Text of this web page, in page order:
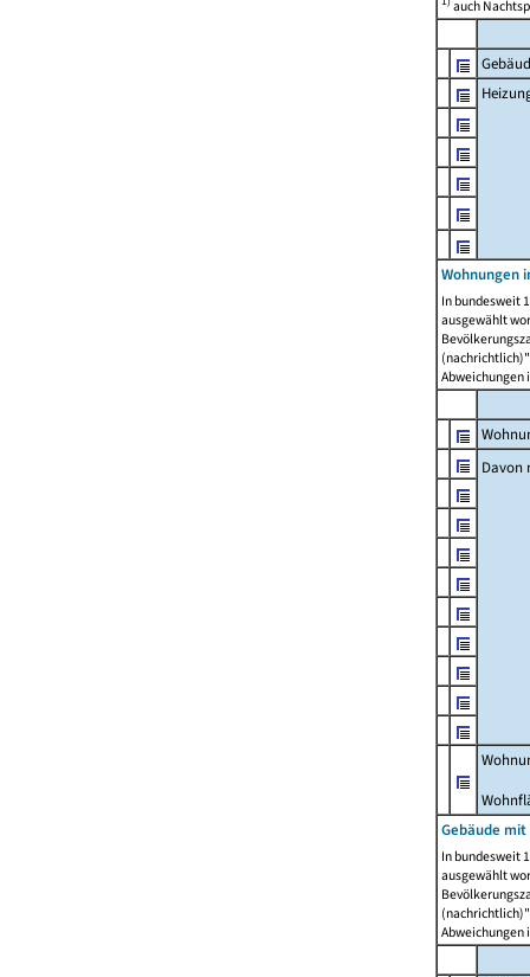
auch
Wohnungen
In bundesweit
ausgewählt
Abweichungen
Davon
Gebäude
In bundesweit
ausgewählt
Abweichungen